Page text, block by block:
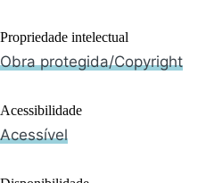
Propriedade intelectual
Obra protegida/Copyright
Acessibilidade
Acessível